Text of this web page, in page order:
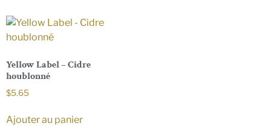
Yellow Label – Cidre
houblonné
$5.65
Ajouter au panier